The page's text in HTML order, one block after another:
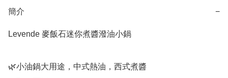
簡介 −
Levende 麥飯石迷你煮醬潑油小鍋
🌿小油鍋大用途，中式熱油，西式煮醬